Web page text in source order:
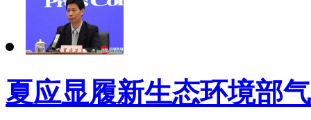
夏应显履新生态环境部